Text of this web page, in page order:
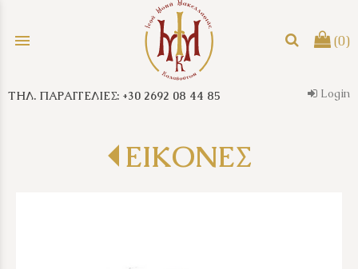
menu (0)
search
ΤΗΛ. ΠΑΡΑΓΓΕΛΙΕΣ: +30 2692 08 44 85 Login
ΕΙΚΟΝΕΣ